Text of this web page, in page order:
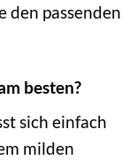
den passenden
besten?
sich einfach
milden